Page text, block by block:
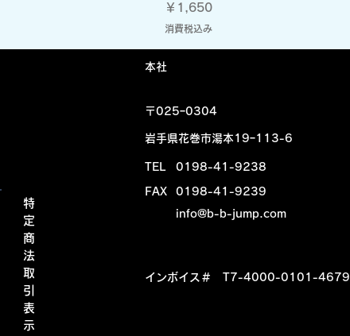
価格
￥1,650
消費税込み
特
定
商
法
取
引
表
示
​本社
〒025ｰ0304
岩手県花巻市湯本19ｰ113-6
0198-41-9238
TEL
0198-41-9239
FAX
info@b-b-jump.com
​インボイス＃ T7-4000-0101-4679